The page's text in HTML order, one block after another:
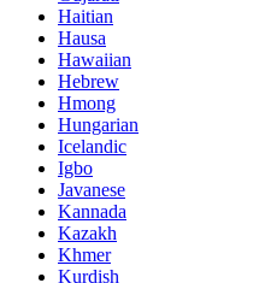
Haitian
Hausa
Hawaiian
Hebrew
Hmong
Hungarian
Icelandic
Igbo
Javanese
Kannada
Kazakh
Khmer
Kurdish